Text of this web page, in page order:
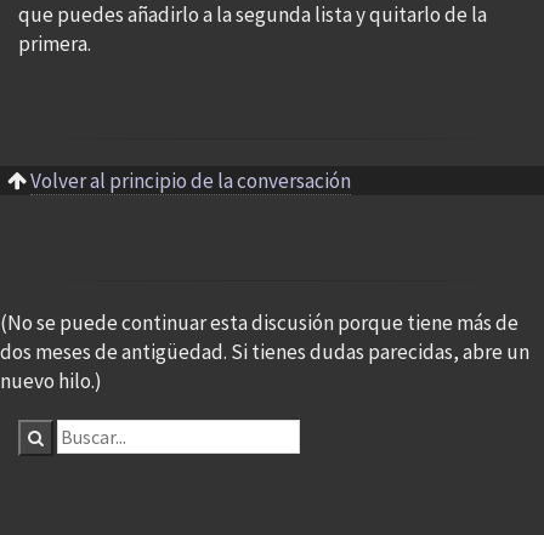
que puedes añadirlo a la segunda lista y quitarlo de la
primera.
Volver al principio de la conversación
(No se puede continuar esta discusión porque tiene más de
dos meses de antigüedad. Si tienes dudas parecidas, abre un
nuevo hilo.)